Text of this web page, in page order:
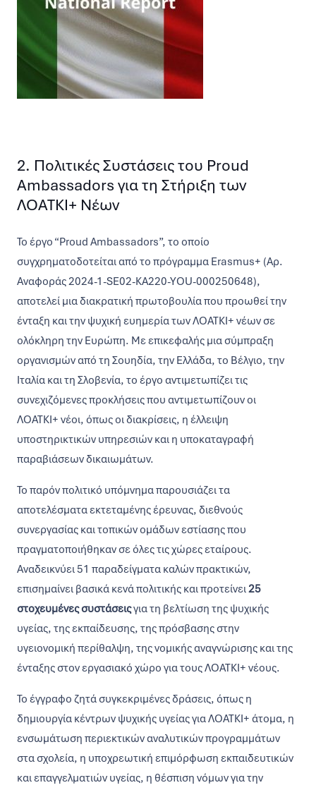
2. Πολιτικές Συστάσεις του Proud
Ambassadors για τη Στήριξη των
ΛΟΑΤΚΙ+ Νέων
Το έργο “Proud Ambassadors”, το οποίο
συγχρηματοδοτείται από το πρόγραμμα Erasmus+ (Αρ.
Αναφοράς 2024-1-SE02-KA220-YOU-000250648),
αποτελεί μια διακρατική πρωτοβουλία που προωθεί την
ένταξη και την ψυχική ευημερία των ΛΟΑΤΚΙ+ νέων σε
ολόκληρη την Ευρώπη. Με επικεφαλής μια σύμπραξη
οργανισμών από τη Σουηδία, την Ελλάδα, το Βέλγιο, την
Ιταλία και τη Σλοβενία, το έργο αντιμετωπίζει τις
συνεχιζόμενες προκλήσεις που αντιμετωπίζουν οι
ΛΟΑΤΚΙ+ νέοι, όπως οι διακρίσεις, η έλλειψη
υποστηρικτικών υπηρεσιών και η υποκαταγραφή
παραβιάσεων δικαιωμάτων.
Το παρόν πολιτικό υπόμνημα παρουσιάζει τα
αποτελέσματα εκτεταμένης έρευνας, διεθνούς
συνεργασίας και τοπικών ομάδων εστίασης που
πραγματοποιήθηκαν σε όλες τις χώρες εταίρους.
Αναδεικνύει 51 παραδείγματα καλών πρακτικών,
επισημαίνει βασικά κενά πολιτικής και προτείνει25
στοχευμένες συστάσειςγια τη βελτίωση της ψυχικής
υγείας, της εκπαίδευσης, της πρόσβασης στην
υγειονομική περίθαλψη, της νομικής αναγνώρισης και της
ένταξης στον εργασιακό χώρο για τους ΛΟΑΤΚΙ+ νέους.
Το έγγραφο ζητά συγκεκριμένες δράσεις, όπως η
δημιουργία κέντρων ψυχικής υγείας για ΛΟΑΤΚΙ+ άτομα, η
ενσωμάτωση περιεκτικών αναλυτικών προγραμμάτων
στα σχολεία, η υποχρεωτική επιμόρφωση εκπαιδευτικών
και επαγγελματιών υγείας, η θέσπιση νόμων για την